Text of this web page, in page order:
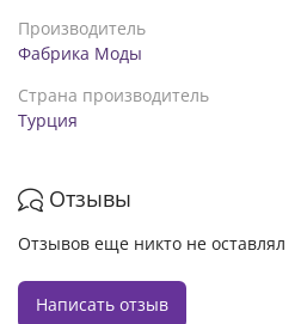
Производитель
Фабрика Моды
Страна производитель
Турция
Отзывы
Отзывов еще никто не оставлял
Написать отзыв